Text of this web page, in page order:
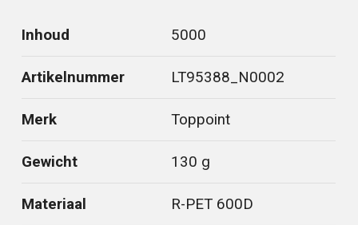
Inhoud 5000
Artikelnummer LT95388_N0002
Merk Toppoint
Gewicht 130 g
Materiaal R-PET 600D